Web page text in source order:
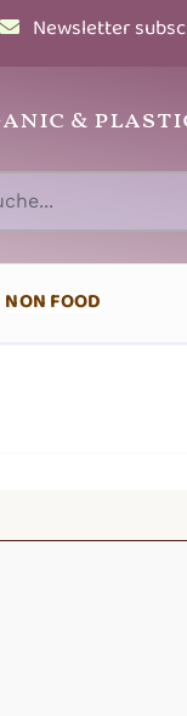
Newsletter
&
NON FOOD